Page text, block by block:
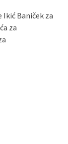
Ikić Baniček za
za